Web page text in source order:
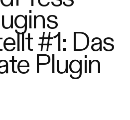
#1: Das
Plugin